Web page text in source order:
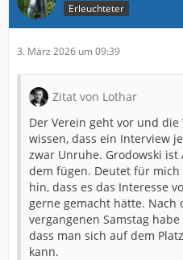
Erleuchteter
3. März 2026 um 09:39
Zitat von Lothar
Der Verein geht vor und
wissen, dass ein Interview
zwar Unruhe. Grodowski
dem fügen. Deutet für
hin, dass es das Interesse
gerne gemacht hätte. Nach
vergangenen Samstag
dass man sich auf dem
kann.